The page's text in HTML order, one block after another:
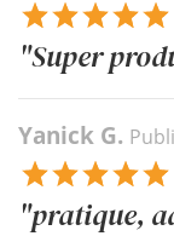
"Super
Yanick G.
"pratique,